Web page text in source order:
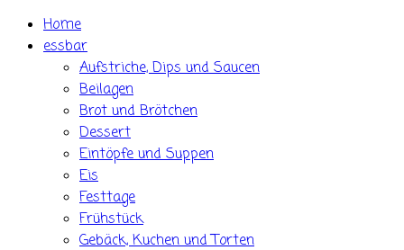
Home
essbar
Aufstriche, Dips und Saucen
Beilagen
Brot und Brötchen
Dessert
Eintöpfe und Suppen
Eis
Festtage
Frühstück
Gebäck, Kuchen und Torten